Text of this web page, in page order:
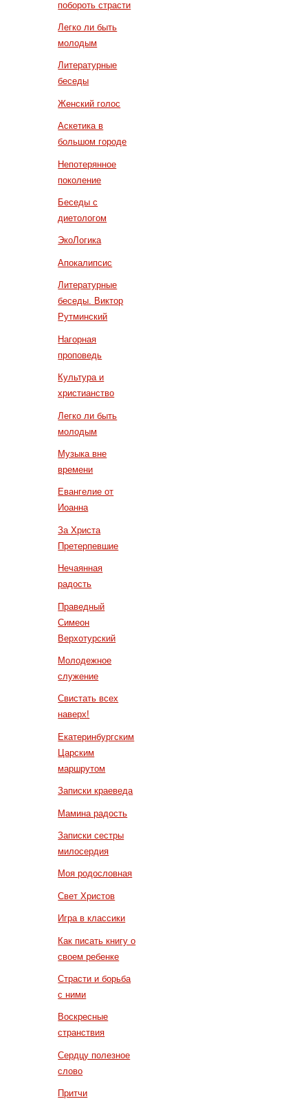
побороть страсти
Легко ли быть
молодым
Литературные
беседы
Женский голос
Аскетика в
большом городе
Непотерянное
поколение
Беседы с
диетологом
ЭкоЛогика
Апокалипсис
Литературные
беседы. Виктор
Рутминский
Нагорная
проповедь
Культура и
христианство
Легко ли быть
молодым
Музыка вне
времени
Евангелие от
Иоанна
За Христа
Претерпевшие
Нечаянная
радость
Праведный
Симеон
Верхотурский
Молодежное
служение
Свистать всех
наверх!
Екатеринбургским
Царским
маршрутом
Записки краеведа
Мамина радость
Записки сестры
милосердия
Моя родословная
Свет Христов
Игра в классики
Как писать книгу о
своем ребенке
Страсти и борьба
с ними
Воскресные
странствия
Сердцу полезное
слово
Притчи